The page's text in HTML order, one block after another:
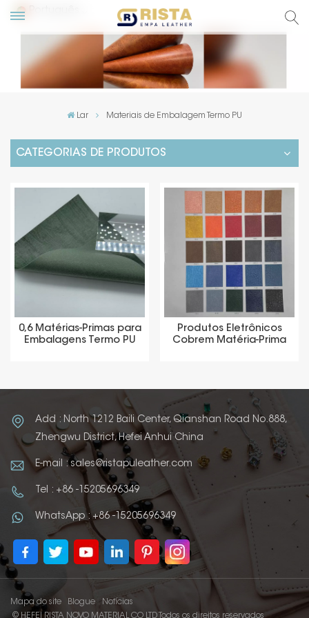
Lar Materiais de Embalagem Termo PU
CATEGORIAS DE PRODUTOS
0,6 Matérias-Primas para
Embalagens Termo PU
Produtos Eletrônicos
Cobrem Matéria-Prima
Add : North 1212 Baili Center, Qianshan Road No.888,
Zhengwu District, Hefei Anhui China
E-mail : sales@ristapuleather.com
Tel : +86 -15205696349
WhatsApp : +86 -15205696349
Mapa do site Blogue
Notícias
© HEFEI RISTA NOVO MATERIAL CO LTD Todos os direitos reservados